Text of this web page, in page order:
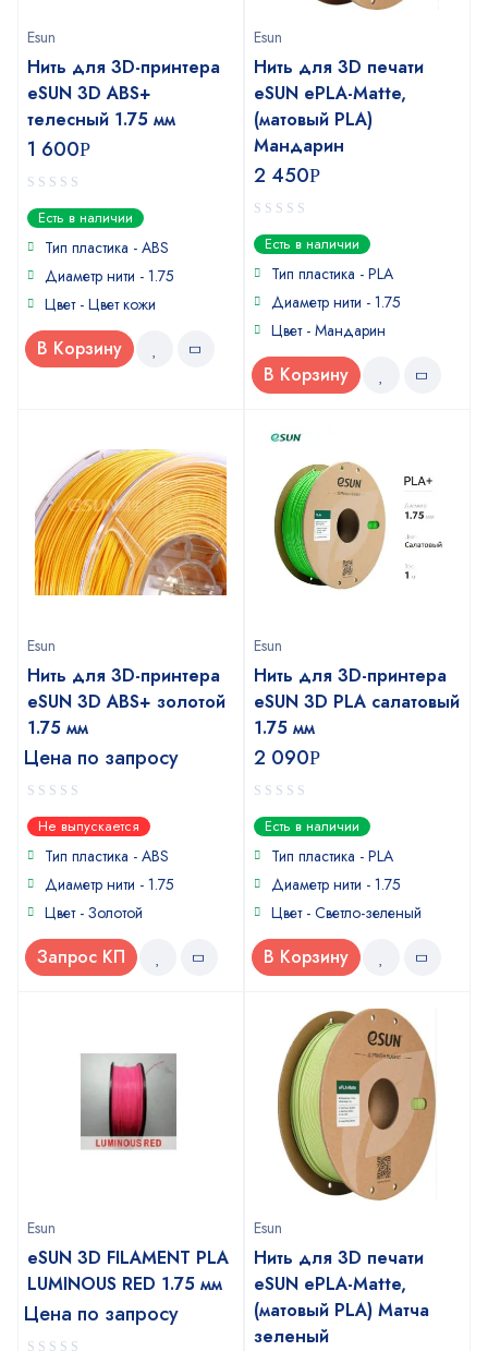
Esun
Нить для 3D-принтера
eSUN 3D ABS+
телесный 1.75 мм
1 600Р
0
out
of
Есть в наличии
Тип пластика - ABS
Диаметр нити - 1.75
Цвет - Цвет кожи
В Корзину
Esun
Нить для 3D печати
eSUN ePLA-Matte,
(матовый PLA)
Мандарин
2 450Р
0
out
of
Есть в наличии
Тип пластика - PLA
Диаметр нити - 1.75
Цвет - Мандарин
В Корзину
Esun
Нить для 3D-принтера
eSUN 3D ABS+ золотой
1.75 мм
Цена по запросу
0
out
of
Не выпускается
Тип пластика - ABS
Диаметр нити - 1.75
Цвет - Золотой
Запрос КП
Esun
Нить для 3D-принтера
eSUN 3D PLA салатовый
1.75 мм
2 090Р
0
out
of
Есть в наличии
Тип пластика - PLA
Диаметр нити - 1.75
Цвет - Светло-зеленый
В Корзину
Esun
eSUN 3D FILAMENT PLA
LUMINOUS RED 1.75 мм
Цена по запросу
Esun
Нить для 3D печати
eSUN ePLA-Matte,
(матовый PLA) Матча
зеленый